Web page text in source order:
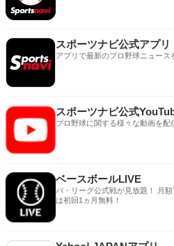
スポーツナビ公式アプリ
アプリで最新のプロ野球ニュース
スポーツナビ公式
プロ野球に関する様々な動画を配
ベースボールLIVE
パ・リーグ公式戦が見放題！ 月
は初回1ヵ月無料！